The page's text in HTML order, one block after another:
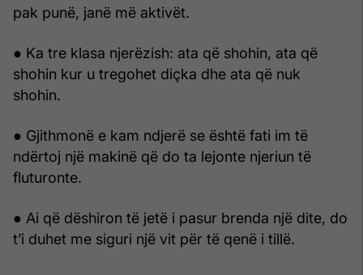
pak punë, janë më aktivët.
● Ka tre klasa njerëzish: ata që shohin, ata që
shohin kur u tregohet diçka dhe ata që nuk
shohin.
● Gjithmonë e kam ndjerë se është fati im të
ndërtoj një makinë që do ta lejonte njeriun të
fluturonte.
● Ai që dëshiron të jetë i pasur brenda një dite, do
t’i duhet me siguri një vit për të qenë i tillë.